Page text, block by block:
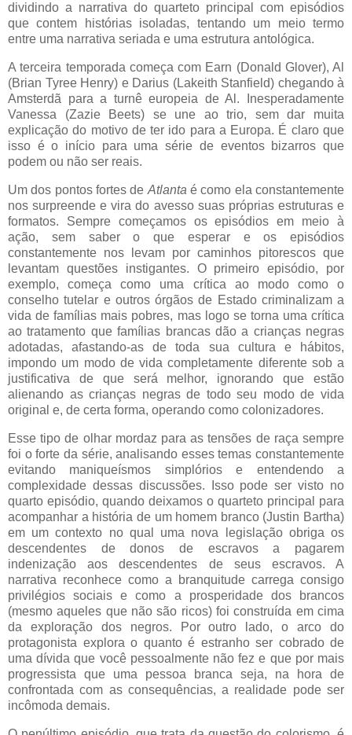
dividindo a narrativa do quarteto principal com episódios
que contem histórias isoladas, tentando um meio termo
entre uma narrativa seriada e uma estrutura antológica.
A terceira temporada começa com Earn (Donald Glover), Al
(Brian Tyree Henry) e Darius (Lakeith Stanfield) chegando à
Amsterdã para a turnê europeia de Al. Inesperadamente
Vanessa (Zazie Beets) se une ao trio, sem dar muita
explicação do motivo de ter ido para a Europa. É claro que
isso é o início para uma série de eventos bizarros que
podem ou não ser reais.
Um dos pontos fortes de Atlantaé como ela constantemente
nos surpreende e vira do avesso suas próprias estruturas e
formatos. Sempre começamos os episódios em meio à
ação, sem saber o que esperar e os episódios
constantemente nos levam por caminhos pitorescos que
levantam questões instigantes. O primeiro episódio, por
exemplo, começa como uma crítica ao modo como o
conselho tutelar e outros órgãos de Estado criminalizam a
vida de famílias mais pobres, mas logo se torna uma crítica
ao tratamento que famílias brancas dão a crianças negras
adotadas, afastando-as de toda sua cultura e hábitos,
impondo um modo de vida completamente diferente sob a
justificativa de que será melhor, ignorando que estão
alienando as crianças negras de todo seu modo de vida
original e, de certa forma, operando como colonizadores.
Esse tipo de olhar mordaz para as tensões de raça sempre
foi o forte da série, analisando esses temas constantemente
evitando maniqueísmos simplórios e entendendo a
complexidade dessas discussões. Isso pode ser visto no
quarto episódio, quando deixamos o quarteto principal para
acompanhar a história de um homem branco (Justin Bartha)
em um contexto no qual uma nova legislação obriga os
descendentes de donos de escravos a pagarem
indenização aos descendentes de seus escravos. A
narrativa reconhece como a branquitude carrega consigo
privilégios sociais e como a prosperidade dos brancos
(mesmo aqueles que não são ricos) foi construída em cima
da exploração dos negros. Por outro lado, o arco do
protagonista explora o quanto é estranho ser cobrado de
uma dívida que você pessoalmente não fez e que por mais
progressista que uma pessoa branca seja, na hora de
confrontada com as consequências, a realidade pode ser
incômoda demais.